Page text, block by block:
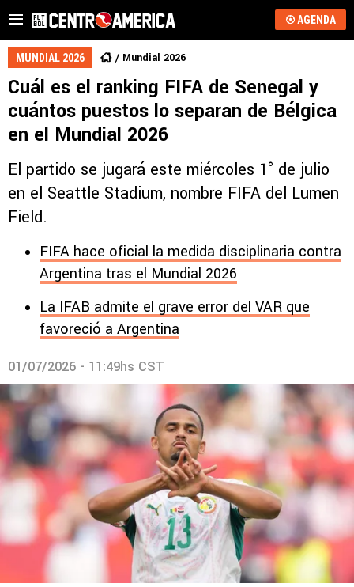
AGENDA
MUNDIAL 2026 Mundial 2026
Cuál es el ranking FIFA de Senegal y
cuántos puestos lo separan de Bélgica
en el Mundial 2026
El partido se jugará este miércoles 1° de julio
en el Seattle Stadium, nombre FIFA del Lumen
Field.
FIFA hace oficial la medida disciplinaria contra
Argentina tras el Mundial 2026
La IFAB admite el grave error del VAR que
favoreció a Argentina
01/07/2026 - 11:49hs CST